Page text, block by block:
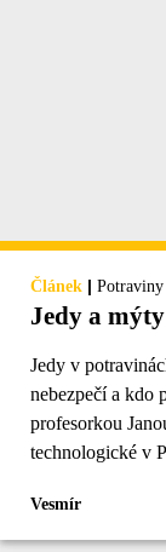
Článek | Potraviny
Jedy a mýty
Jedy v
nebezpečí a kdo
profesorkou
technologické v
Vesmír